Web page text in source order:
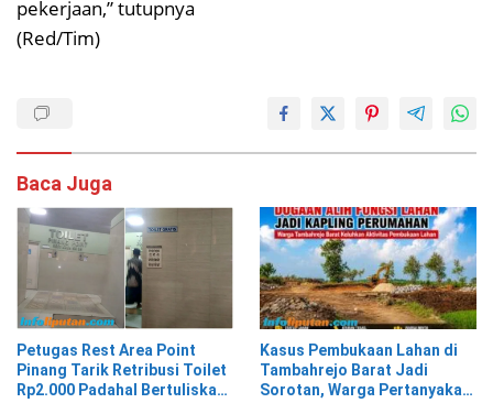
pekerjaan,” tutupnya
(Red/Tim)
Baca Juga
Petugas Rest Area Point
Pinang Tarik Retribusi Toilet
Rp2.000 Padahal Bertuliskan
Kasus Pembukaan Lahan di
Tambahrejo Barat Jadi
Sorotan, Warga Pertanyakan